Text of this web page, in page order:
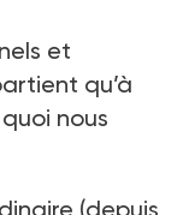
et
qu’à
nous